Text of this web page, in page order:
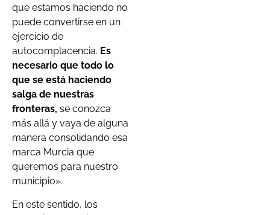
que estamos haciendo no
puede convertirse en un
ejercicio de
autocomplacencia. Es
necesario que todo lo
que se está haciendo
salga de nuestras
fronteras, se conozca
más allá y vaya de alguna
manera consolidando esa
marca Murcia que
queremos para nuestro
municipio».
En este sentido, los